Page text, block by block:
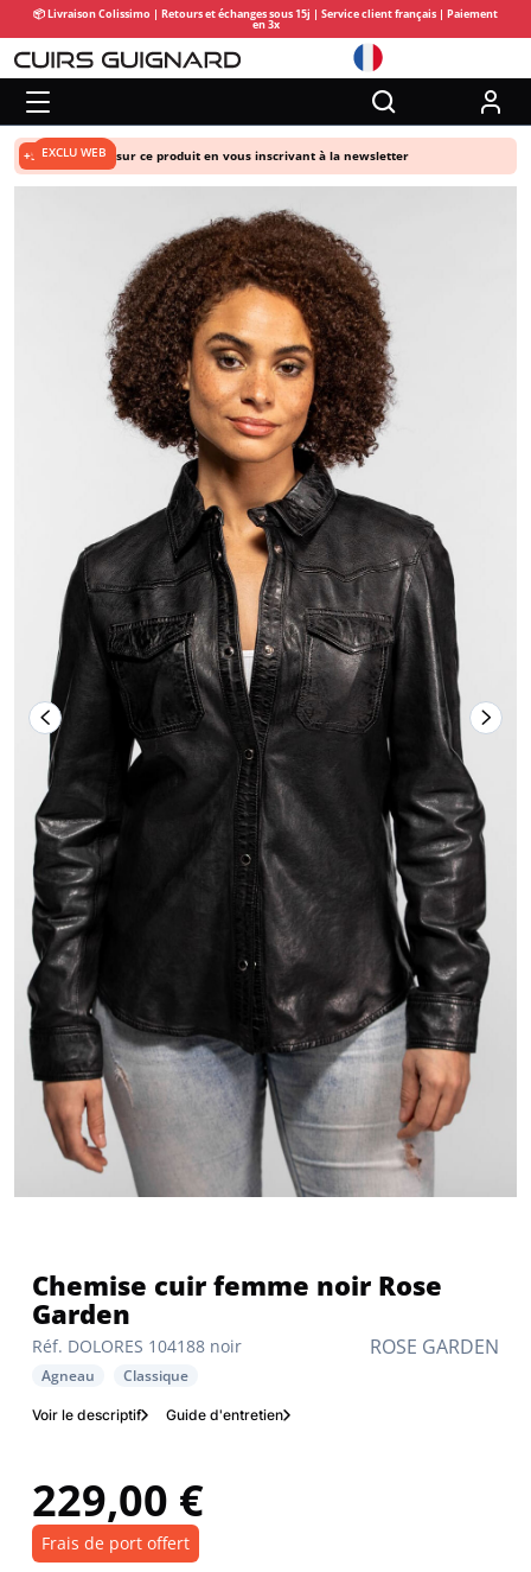
📦 Livraison Colissimo | Retours et échanges sous 15j | Service client français | Paiement
en 3x
ROSE GARDEN
Réf. DOLORES 104188 noir
Chemise cuir femme noir Rose
Garden
Agneau Classique
Voir le descriptif Guide d'entretien
229,00 €
Frais de port offert
+5% de remise sur ce produit en vous inscrivant à la newsletter
EXCLU WEB